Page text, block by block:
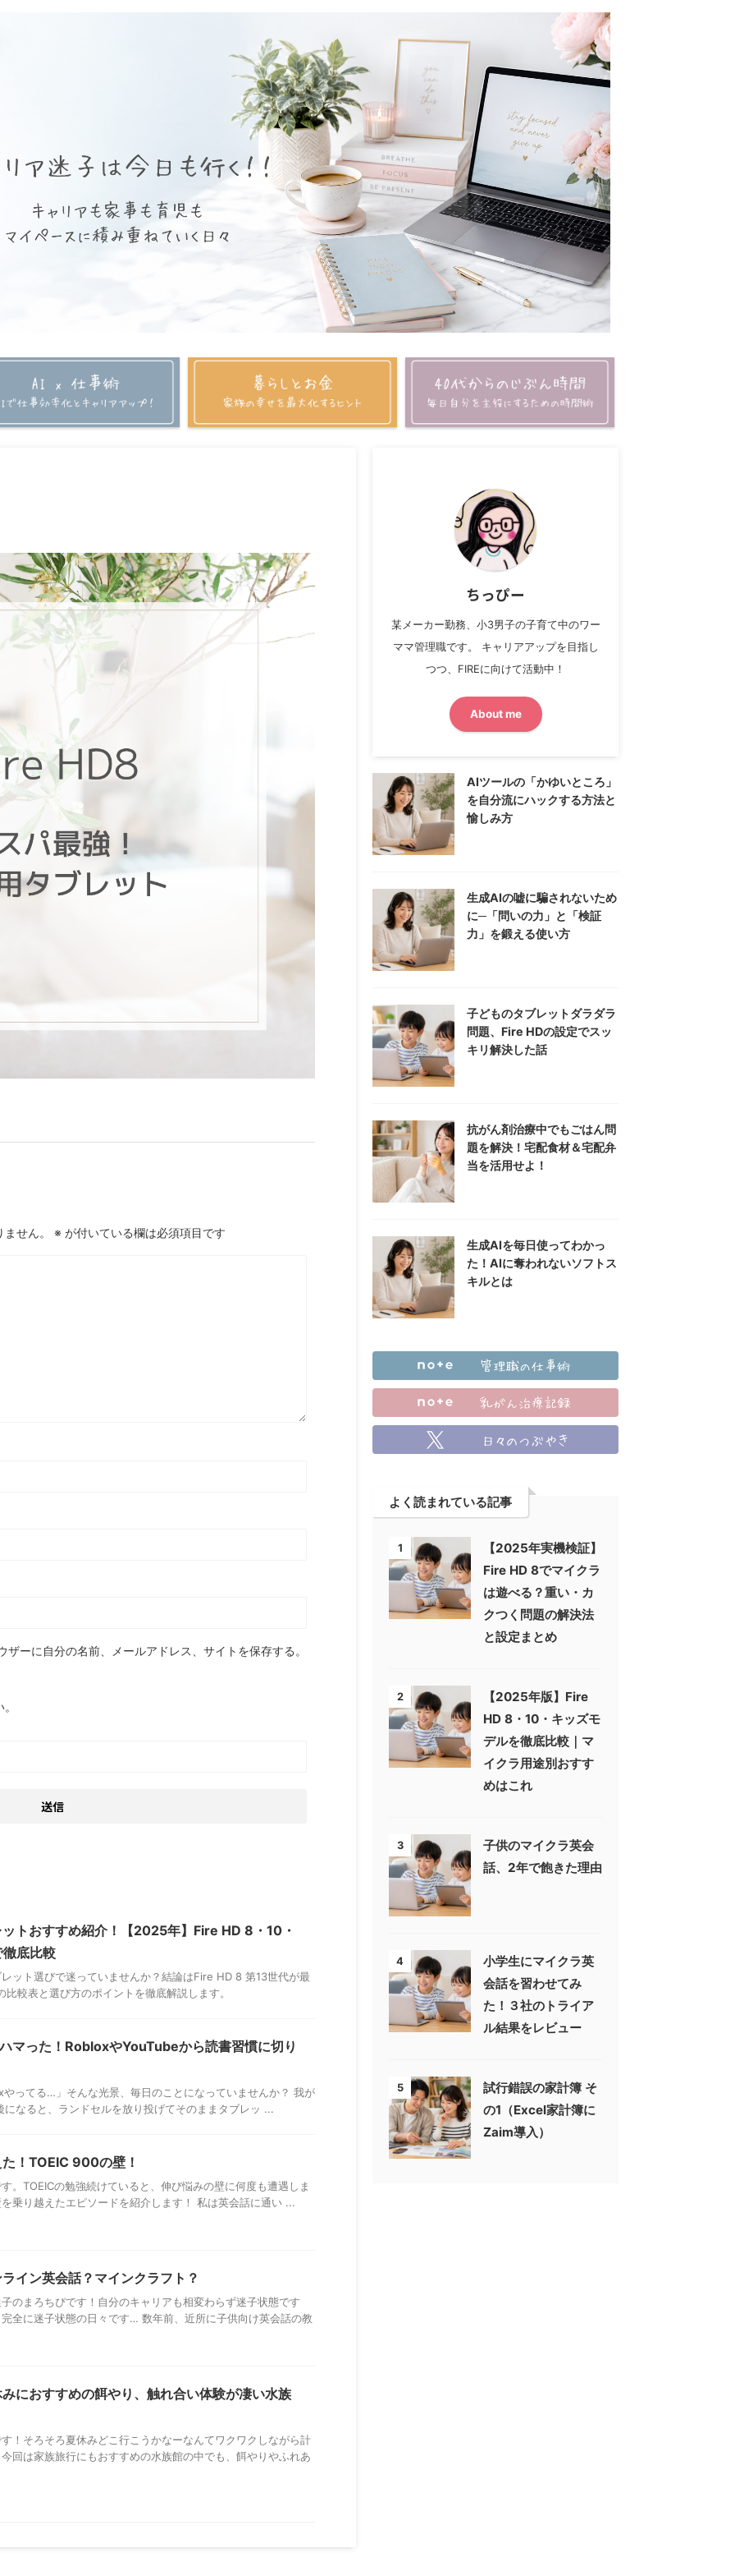
せん。 ※ が付いている欄は必須項目です
ーに自分の名前、メールアドレス、サイトを保存する。
トおすすめ紹介！【2025年】Fire HD 8・10・
底比較
ット選びで迷っていませんか？結論はFire HD 8 第13世代が最
較表と選び方のポイントを徹底解説します。
マった！RobloxやYouTubeから読書習慣に切り
ってる…」そんな光景、毎日のことになっていませんか？ 我が
になると、ランドセルを放り投げてそのままタブレッ ...
！TOEIC 900の壁！
。TOEICの勉強続けていると、伸び悩みの壁に何度も遭遇しま
乗り越えたエピソードを紹介します！ 私は英会話に通い ...
イン英会話？マインクラフト？
のまろちぴです！自分のキャリアも相変わらず迷子状態です
全に迷子状態の日々です… 数年前、近所に子供向け英会話の教
におすすめの餌やり、触れ合い体験が凄い水族
！そろそろ夏休みどこ行こうかなーなんてワクワクしながら計
回は家族旅行にもおすすめの水族館の中でも、餌やりやふれあ
ちっぴー
某メーカー勤務、小3男子の子育て中のワー
ママ管理職です。 キャリアアップを目指し
つつ、FIREに向けて活動中！
About me
AIツールの「かゆいところ」
を自分流にハックする方法と
愉しみ方
生成AIの嘘に騙されないため
に─「問いの力」と「検証
力」を鍛える使い方
子どものタブレットダラダラ
問題、Fire HDの設定でスッ
キリ解決した話
抗がん剤治療中でもごはん問
題を解決！宅配食材＆宅配弁
当を活用せよ！
生成AIを毎日使ってわかっ
た！AIに奪われないソフトス
キルとは
よく読まれている記事
1
【2025年実機検証】
Fire HD 8でマイクラ
は遊べる？重い・カ
クつく問題の解決法
と設定まとめ
2
【2025年版】Fire
HD 8・10・キッズモ
デルを徹底比較｜マ
イクラ用途別おすす
めはこれ
3
子供のマイクラ英会
話、2年で飽きた理由
4
小学生にマイクラ英
会話を習わせてみ
た！３社のトライア
ル結果をレビュー
5
試行錯誤の家計簿 そ
の1（Excel家計簿に
Zaim導入）